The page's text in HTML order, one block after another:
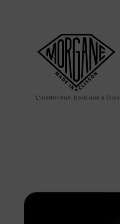
L'Inattendue, boutique à